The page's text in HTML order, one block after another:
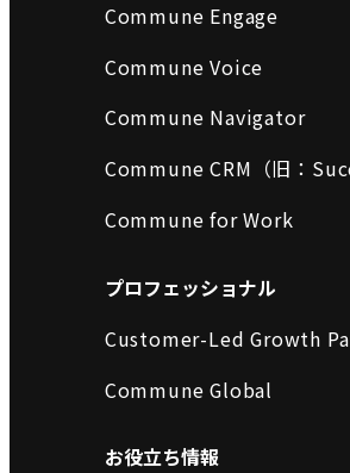
Commune Engage
Commune Voice
Commune Navigator
Commune CRM（旧：
Commune for Work
プロフェッショナル
Customer-Led Growth
Commune Global
お役立ち情報